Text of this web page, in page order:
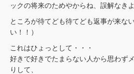
ックの将来のためやからね、誤解なき
ところが待てども待てども返事が来な
い！！）
これはひょっとして・・・
好きで好きでたまらない人から思わず
りして、